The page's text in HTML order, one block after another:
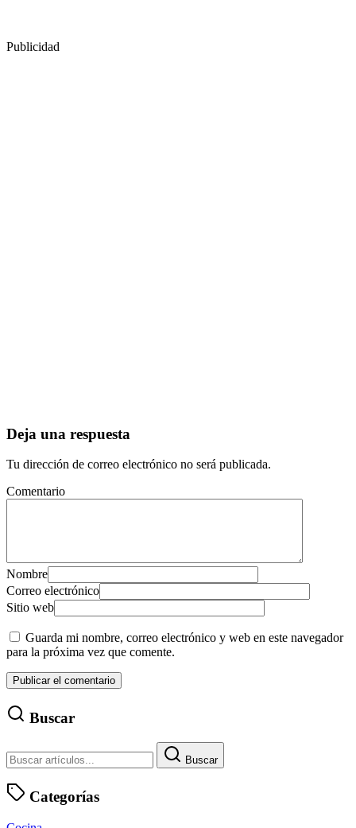
Publicidad
Deja una respuesta
Tu dirección de correo electrónico no será publicada.
Comentario
Nombre
Correo electrónico
Sitio web
Guarda mi nombre, correo electrónico y web en este navegador
para la próxima vez que comente.
Buscar
Buscar
Categorías